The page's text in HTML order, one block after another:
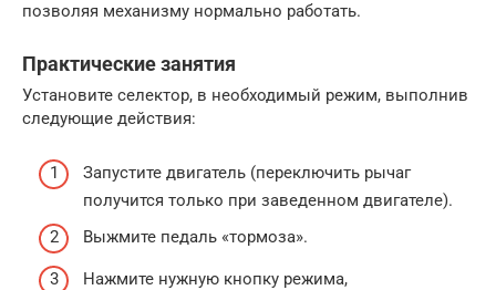
позволяя механизму нормально работать.
Практические занятия
Установите селектор, в необходимый режим, выполнив
следующие действия:
Запустите двигатель (переключить рычаг
получится только при заведенном двигателе).
Выжмите педаль «тормоза».
Нажмите нужную кнопку режима,